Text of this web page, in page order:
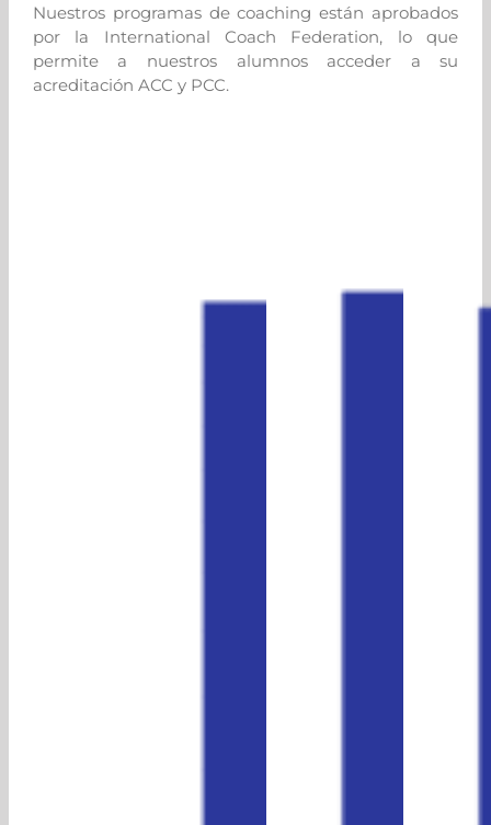
Nuestros programas de coaching están aprobados
por la International Coach Federation, lo que
permite a nuestros alumnos acceder a su
acreditación ACC y PCC.